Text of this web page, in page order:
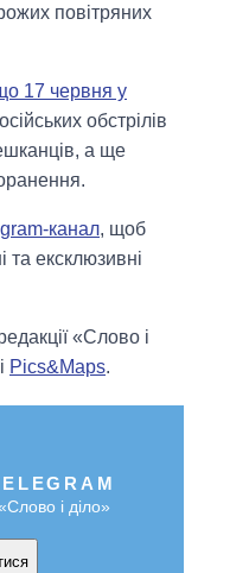
повітряних
17 червня у
обстрілів
а ще
канал, щоб
та ексклюзивні
«Слово і
Pics&Maps.
і діло»